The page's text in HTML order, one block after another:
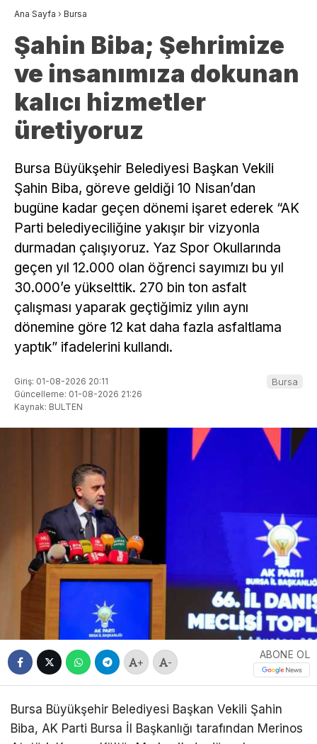
Ana Sayfa › Bursa
Şahin Biba; Şehrimize
ve insanımıza dokunan
kalıcı hizmetler
üretiyoruz
Bursa Büyükşehir Belediyesi Başkan Vekili
Şahin Biba, göreve geldiği 10 Nisan’dan
bugüne kadar geçen dönemi işaret ederek “AK
Parti belediyeciliğine yakışır bir vizyonla
durmadan çalışıyoruz. Yaz Spor Okullarında
geçen yıl 12.000 olan öğrenci sayımızı bu yıl
30.000’e yükselttik. 270 bin ton asfalt
çalışması yaparak geçtiğimiz yılın aynı
dönemine göre 12 kat daha fazla asfaltlama
yaptık” ifadelerini kullandı.
Giriş: 01-08-2026 20:11
Güncelleme: 01-08-2026 21:26
Kaynak: BULTEN
Bursa
+ -
ABONE OL
Bursa Büyükşehir Belediyesi Başkan Vekili Şahin
Biba, AK Parti Bursa İl Başkanlığı tarafından Merinos